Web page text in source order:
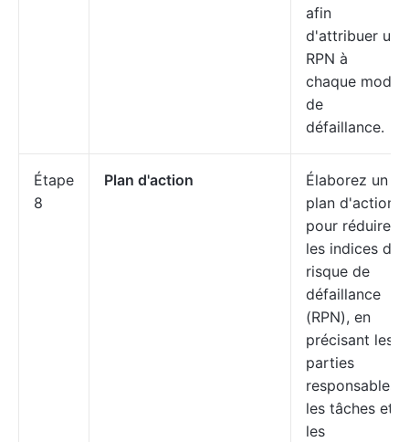
afin
d'attribuer un
RPN à
chaque mode
de
défaillance.
Étape
8
Plan d'action
Élaborez un
plan d'action
pour réduire
les indices de
risque de
défaillance
(RPN), en
précisant les
parties
responsables,
les tâches et
les